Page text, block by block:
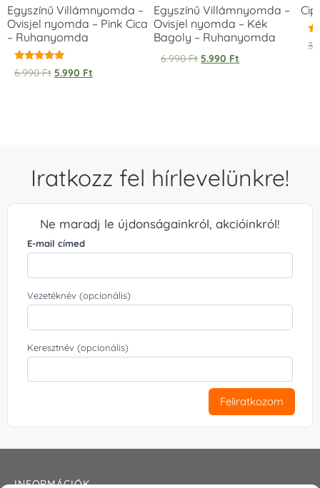
Egyszínű Villámnyomda –
Ovisjel nyomda – Pink Cica
– Ruhanyomda
Értékelés:
5.00
6.990Ft 5.990 Ft
Egyszínű Villámnyomda –
Ovisjel nyomda – Kék
Bagoly – Ruhanyomda
6.990Ft 5.990 Ft
Iratkozz fel hírlevelünkre!
Ne maradj le újdonságainkról, akcióinkról!
E-mail címed
Vezetéknév (opcionális)
Keresztnév (opcionális)
Feliratkozom
INFORMÁCIÓK